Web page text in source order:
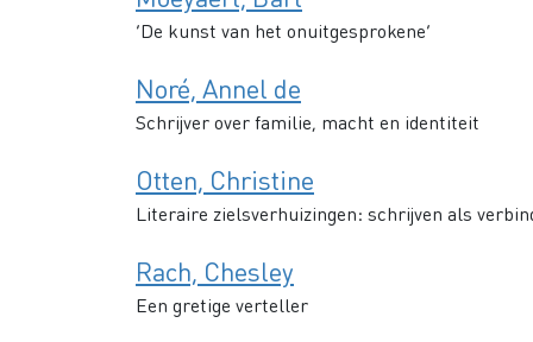
‘De kunst van het onuitgesprokene’
Noré, Annel de
Schrijver over familie, macht en identiteit
Otten, Christine
Literaire zielsverhuizingen: schrijven als
Rach, Chesley
Een gretige verteller